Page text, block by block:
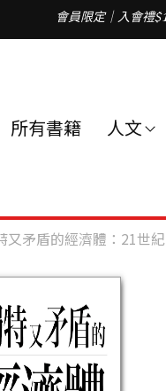
會員限定｜入會禮
所有書籍 人文
又矛盾的經濟體：21世